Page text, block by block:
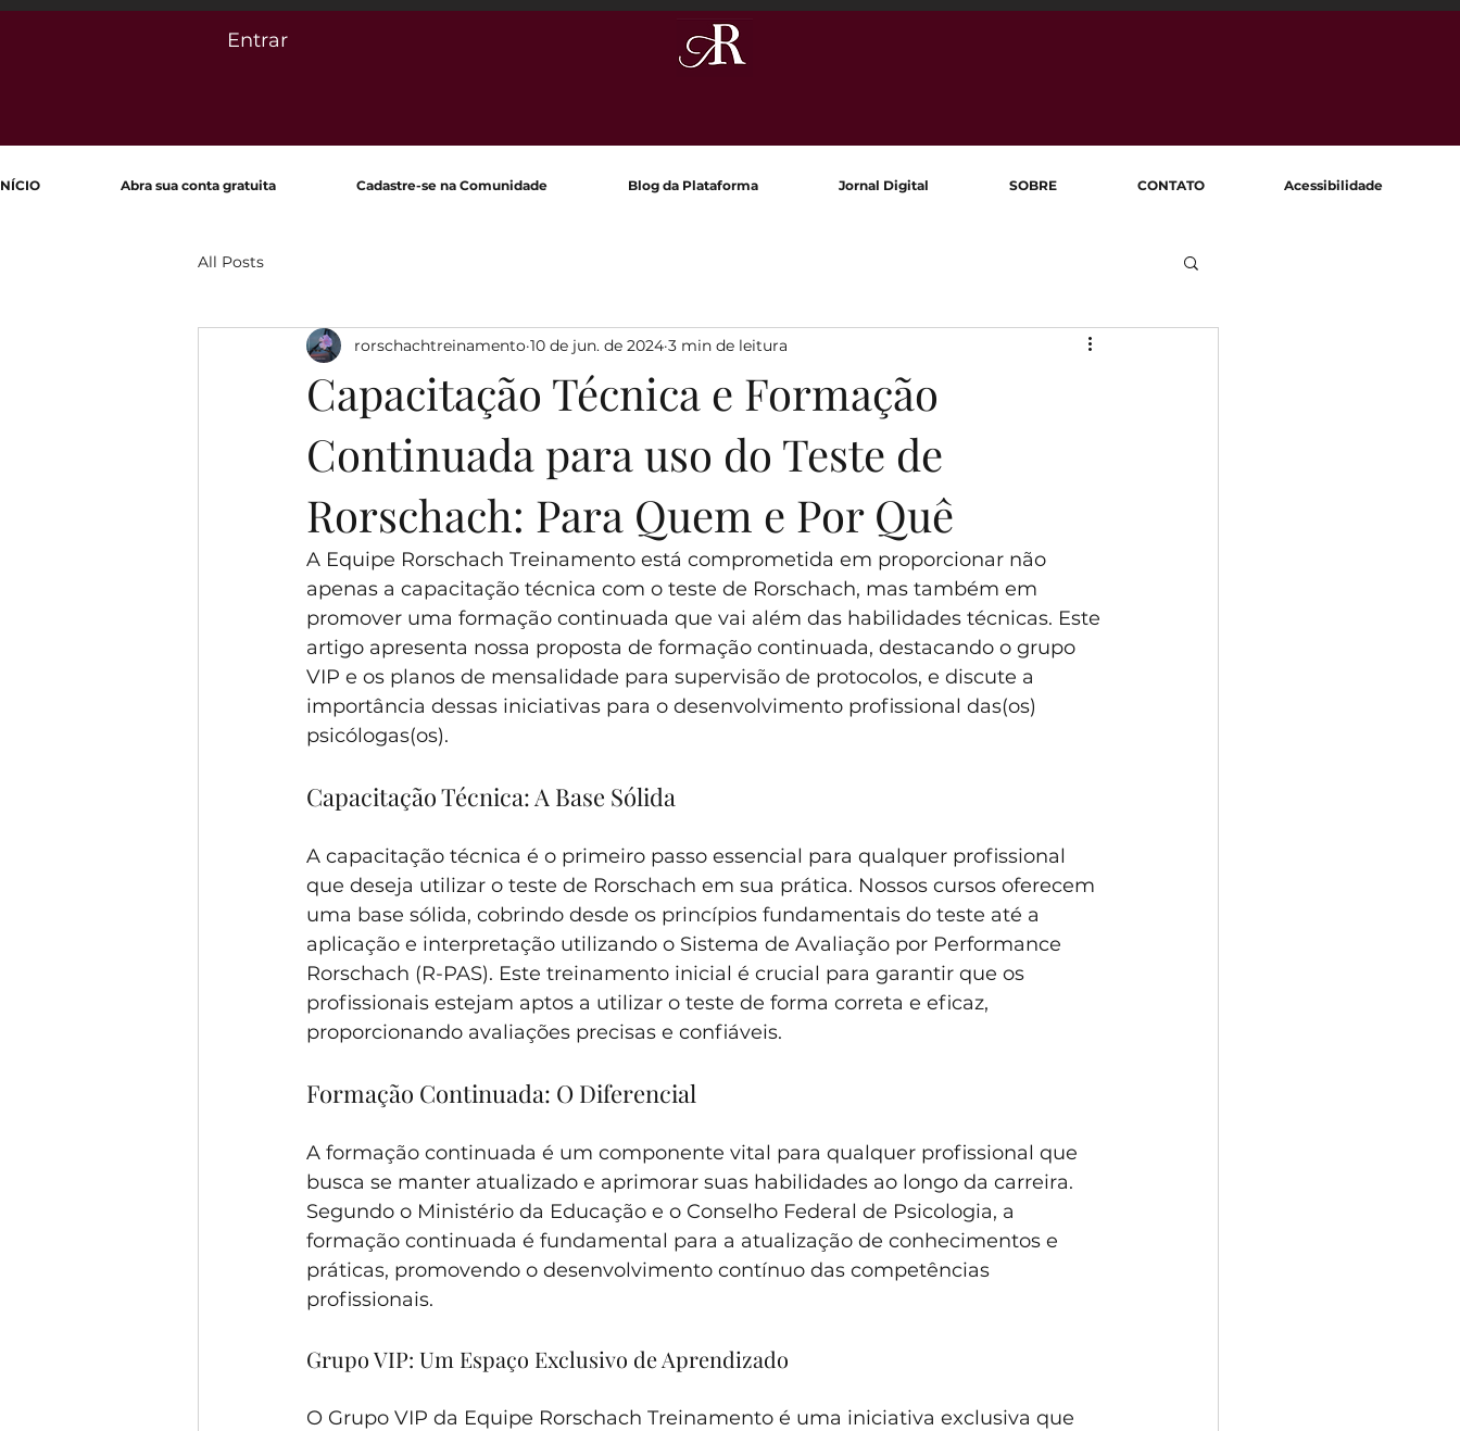
Entrar
Abra sua conta gratuita Cadastre-se na Comunidade Blog da Plataforma Jornal Digital SOBRE CONTATO Acessibilidade
All Posts
Capacitação Técnica e Formação
Continuada para uso do Teste de
Rorschach: Para Quem e Por Quê
rorschachtreinamento 10 de jun. de 2024 3 min de leitura
A Equipe Rorschach Treinamento está comprometida em proporcionar não
apenas a capacitação técnica com o teste de Rorschach, mas também em
promover uma formação continuada que vai além das habilidades técnicas. Este
artigo apresenta nossa proposta de formação continuada, destacando o grupo
VIP e os planos de mensalidade para supervisão de protocolos, e discute a
importância dessas iniciativas para o desenvolvimento profissional das(os)
psicólogas(os).
Capacitação Técnica: A Base Sólida
A capacitação técnica é o primeiro passo essencial para qualquer profissional
que deseja utilizar o teste de Rorschach em sua prática. Nossos cursos oferecem
uma base sólida, cobrindo desde os princípios fundamentais do teste até a
aplicação e interpretação utilizando o Sistema de Avaliação por Performance
Rorschach (R-PAS). Este treinamento inicial é crucial para garantir que os
profissionais estejam aptos a utilizar o teste de forma correta e eficaz,
proporcionando avaliações precisas e confiáveis.
Formação Continuada: O Diferencial
A formação continuada é um componente vital para qualquer profissional que
busca se manter atualizado e aprimorar suas habilidades ao longo da carreira.
Segundo o Ministério da Educação e o Conselho Federal de Psicologia, a
formação continuada é fundamental para a atualização de conhecimentos e
práticas, promovendo o desenvolvimento contínuo das competências
profissionais.
Grupo VIP: Um Espaço Exclusivo de Aprendizado
O Grupo VIP da Equipe Rorschach Treinamento é uma iniciativa exclusiva que